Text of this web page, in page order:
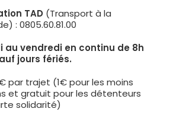
TAD (Transport à la
: 0805.60.81.00
au vendredi en continu de 8h
jours fériés.
par trajet (1€ pour les moins
et gratuit pour les détenteurs
solidarité)